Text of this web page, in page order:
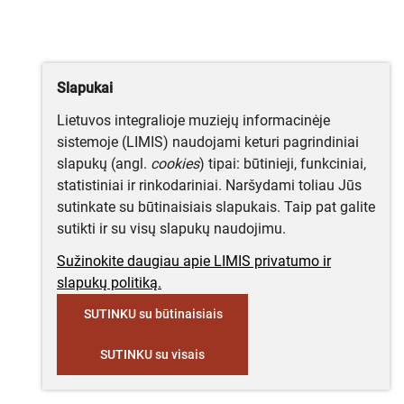
Slapukai
Lietuvos integralioje muziejų informacinėje
sistemoje (LIMIS) naudojami keturi pagrindiniai
slapukų (angl. cookies) tipai: būtinieji, funkciniai,
statistiniai ir rinkodariniai. Naršydami toliau Jūs
sutinkate su būtinaisiais slapukais. Taip pat galite
sutikti ir su visų slapukų naudojimu.
Sužinokite daugiau apie LIMIS privatumo ir
slapukų politiką.
SUTINKU su būtinaisiais
SUTINKU su visais